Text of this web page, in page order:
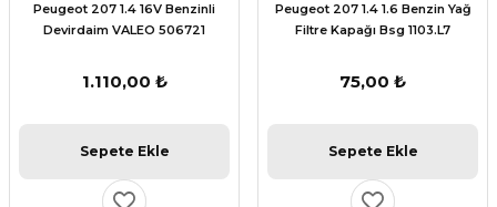
Peugeot 207 1.4 16V Benzinli
Devirdaim VALEO 506721
1.110,00 ₺
Sepete Ekle
Peugeot 207 1.4 1.6 Benzin Yağ
Filtre Kapağı Bsg 1103.L7
75,00 ₺
Sepete Ekle